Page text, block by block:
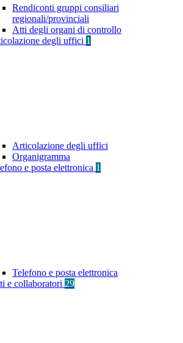
Rendiconti gruppi consiliari
regionali/provinciali
Atti degli organi di controllo
degli uffici 1
Articolazione degli uffici
Organigramma
e posta elettronica 1
Telefono e posta elettronica
e collaboratori 29